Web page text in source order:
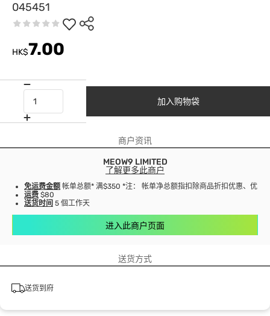
045451
HK$7.00
加入购物袋
商户资讯
MEOW9 LIMITED
了解更多此商户
免运费金额 帐单总额* 满$350 *注： 帐单净总额指扣除商品折扣优惠、优惠
运费 $80
送货时间 5 個工作天
进入此商户页面
送货方式
送货到府